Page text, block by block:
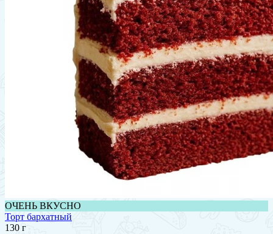
ОЧЕНЬ ВКУСНО
Торт бархатный
130 г